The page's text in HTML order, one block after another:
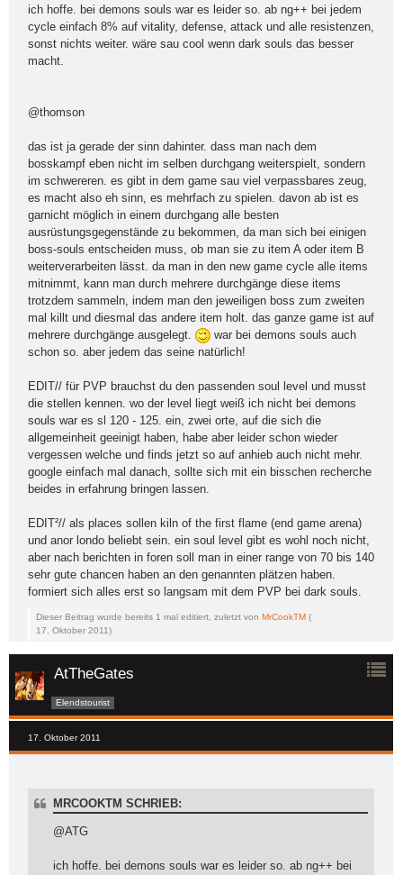
ich hoffe. bei demons souls war es leider so. ab ng++ bei jedem
cycle einfach 8% auf vitality, defense, attack und alle resistenzen,
sonst nichts weiter. wäre sau cool wenn dark souls das besser
macht.
@thomson
das ist ja gerade der sinn dahinter. dass man nach dem
bosskampf eben nicht im selben durchgang weiterspielt, sondern
im schwereren. es gibt in dem game sau viel verpassbares zeug,
es macht also eh sinn, es mehrfach zu spielen. davon ab ist es
garnicht möglich in einem durchgang alle besten
ausrüstungsgegenstände zu bekommen, da man sich bei einigen
boss-souls entscheiden muss, ob man sie zu item A oder item B
weiterverarbeiten lässt. da man in den new game cycle alle items
mitnimmt, kann man durch mehrere durchgänge diese items
trotzdem sammeln, indem man den jeweiligen boss zum zweiten
mal killt und diesmal das andere item holt. das ganze game ist auf
mehrere durchgänge ausgelegt.
war bei demons souls auch
schon so. aber jedem das seine natürlich!
EDIT// für PVP brauchst du den passenden soul level und musst
die stellen kennen. wo der level liegt weiß ich nicht bei demons
souls war es sl 120 - 125. ein, zwei orte, auf die sich die
allgemeinheit geeinigt haben, habe aber leider schon wieder
vergessen welche und finds jetzt so auf anhieb auch nicht mehr.
google einfach mal danach, sollte sich mit ein bisschen recherche
beides in erfahrung bringen lassen.
EDIT²// als places sollen kiln of the first flame (end game arena)
und anor londo beliebt sein. ein soul level gibt es wohl noch nicht,
aber nach berichten in foren soll man in einer range von 70 bis 140
sehr gute chancen haben an den genannten plätzen haben.
formiert sich alles erst so langsam mit dem PVP bei dark souls.
Dieser Beitrag wurde bereits 1 mal editiert, zuletzt von MrCookTM (
17. Oktober 2011)
AtTheGates
Elendstourist
17. Oktober 2011
MRCOOKTM SCHRIEB:
@ATG
ich hoffe. bei demons souls war es leider so. ab ng++ bei